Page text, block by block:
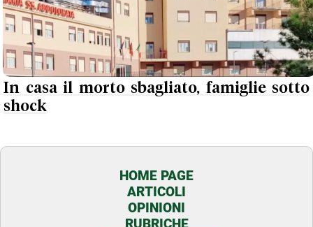
In casa il morto sbagliato, famiglie sotto
shock
HOME PAGE
ARTICOLI
OPINIONI
RUBRICHE